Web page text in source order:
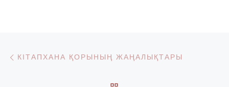
Навигация по записям
КІТАПХАНА ҚОРЫНЫҢ ЖАҢАЛЫҚТАРЫ